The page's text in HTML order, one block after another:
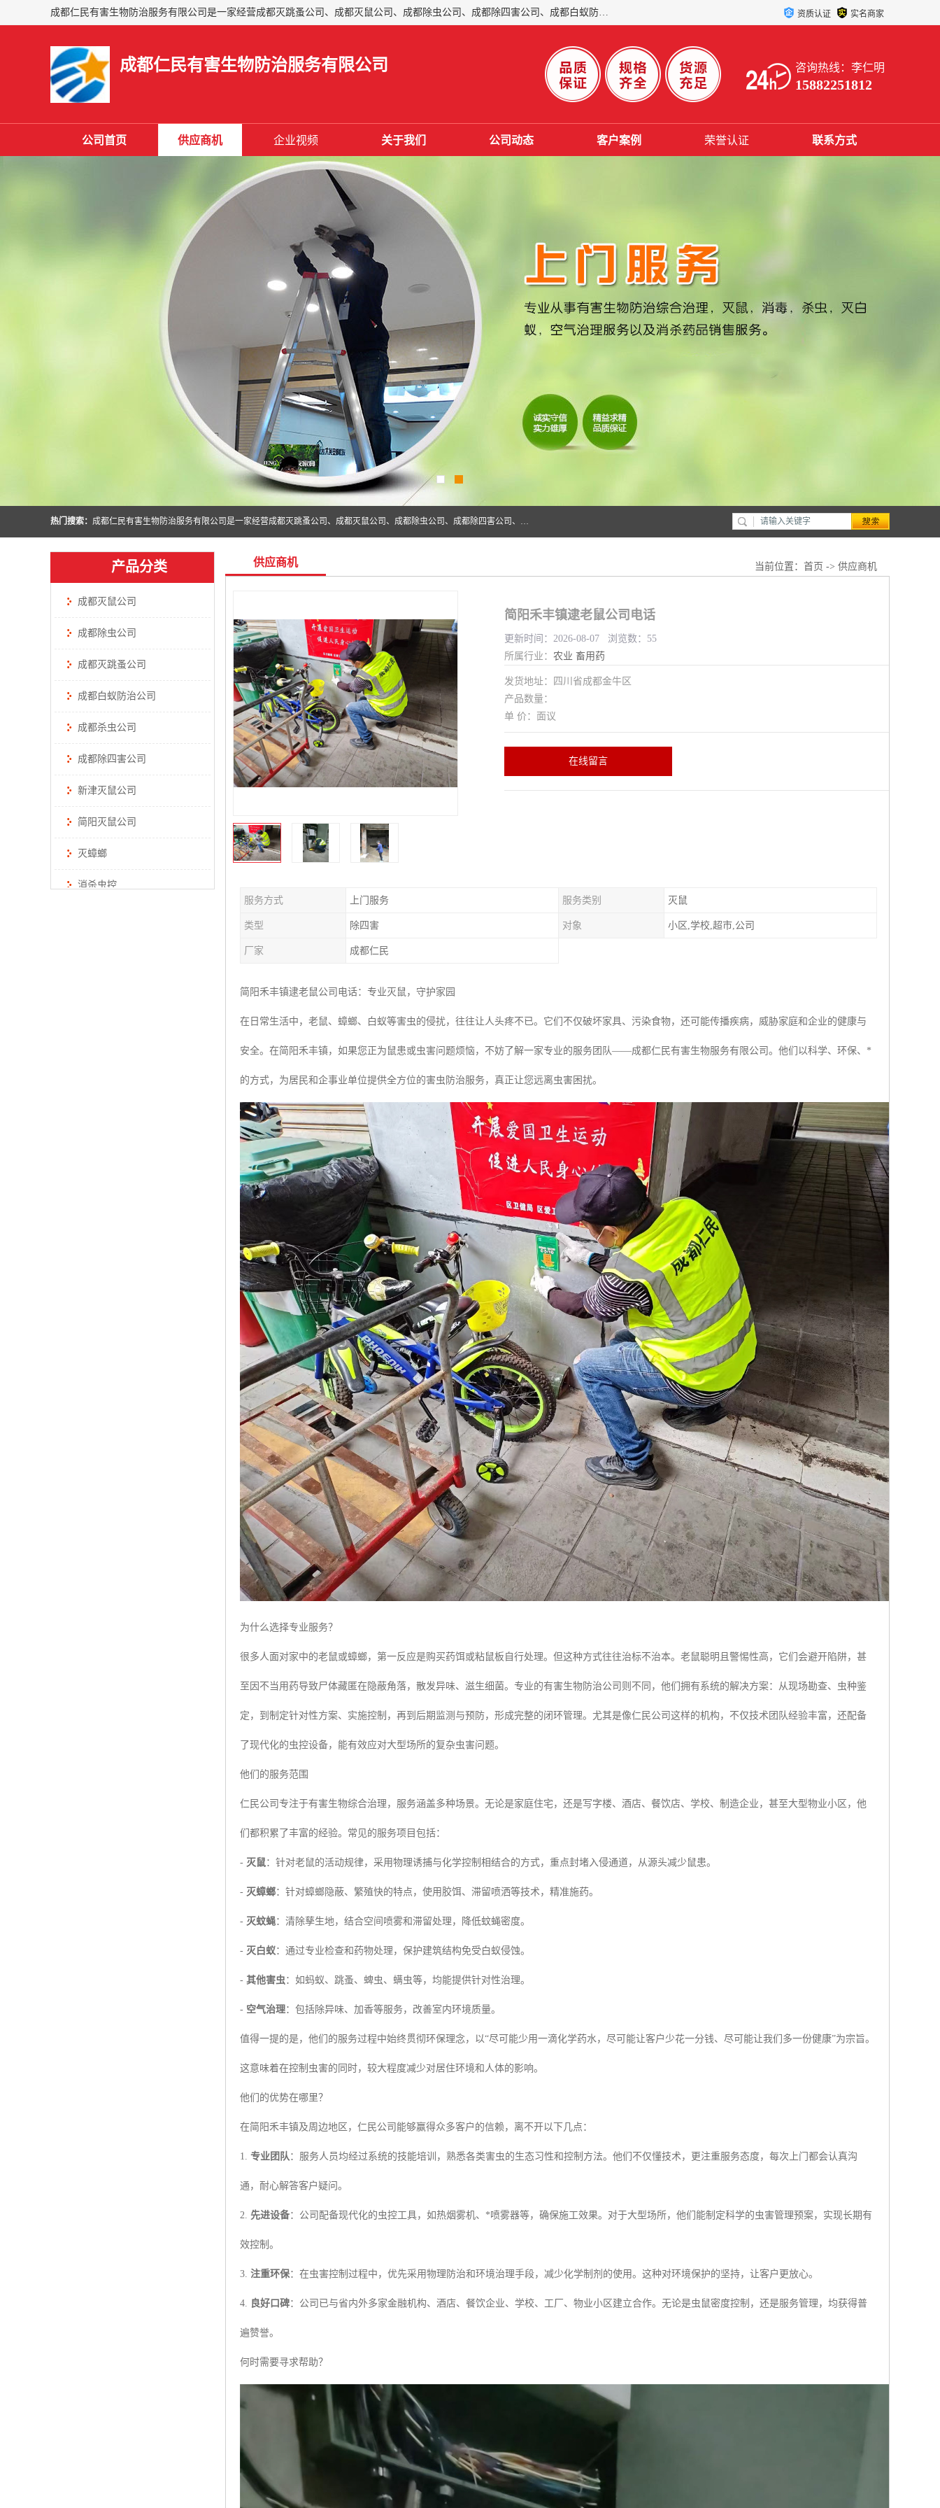
成都仁民有害生物防治服务有限公司是一家经营成都灭跳蚤公司、成都灭鼠公司、成都除虫公司、成都除四害公司、成都白蚁防治公司、成都杀虫公司等。业务覆盖：青白江、郫县、简阳、金堂、乐山、眉山、绵阳、彭州等区域。 由于我们的专业技术和服务态度得到了肯定、 目前公司已经与省内外的多个金 融企业、高端写字楼、星级酒 店、宾馆餐饮企业、学校、制造生产企业、物业小区建立了长期友好的合作关系。 资质认证 实名商家
成都仁民有害生物防治服务有限公司 咨询热线：李仁明
15882251812
公司首页 供应商机 企业视频 关于我们 公司动态 客户案例 荣誉认证 联系方式
热门搜索： 成都仁民有害生物防治服务有限公司是一家经营成都灭跳蚤公司、成都灭鼠公司、成都除虫公司、成都除四害公司、成都白蚁防治公司、成都杀虫公司等。业务覆盖：青白江、郫县、简阳、金堂、乐山、眉山、绵阳、彭州等区域。 由于我们的专业技术和服务态度得到了肯定、 目前公司已经与省内外的多个金 融企业、高端写字楼、星级酒 店、宾馆餐饮企业、学校、制造生产企业、物业小区建立了长期友好的合作关系。
产品分类
成都灭鼠公司
成都除虫公司
成都灭跳蚤公司
成都白蚁防治公司
成都杀虫公司
成都除四害公司
新津灭鼠公司
简阳灭鼠公司
灭蟑螂
消杀虫控
供应商机 当前位置： 首页 -> 供应商机
简阳禾丰镇逮老鼠公司电话
更新时间：2026-08-07 浏览数：55
所属行业： 农业 畜用药
发货地址：四川省成都金牛区
产品数量：
单 价：面议
在线留言
服务方式 上门服务 服务类别 灭鼠
类型 除四害 对象 小区,学校,超市,公司
厂家 成都仁民
简阳禾丰镇逮老鼠公司电话：专业灭鼠，守护家园
在日常生活中，老鼠、蟑螂、白蚁等害虫的侵扰，往往让人头疼不已。它们不仅破坏家具、污染食物，还可能传播疾病，威胁家庭和企业的健康与
安全。在简阳禾丰镇，如果您正为鼠患或虫害问题烦恼，不妨了解一家专业的服务团队——成都仁民有害生物服务有限公司。他们以科学、环保、*
的方式，为居民和企事业单位提供全方位的害虫防治服务，真正让您远离虫害困扰。
为什么选择专业服务？
很多人面对家中的老鼠或蟑螂，第一反应是购买药饵或粘鼠板自行处理。但这种方式往往治标不治本。老鼠聪明且警惕性高，它们会避开陷阱，甚
至因不当用药导致尸体藏匿在隐蔽角落，散发异味、滋生细菌。专业的有害生物防治公司则不同，他们拥有系统的解决方案：从现场勘查、虫种鉴
定，到制定针对性方案、实施控制，再到后期监测与预防，形成完整的闭环管理。尤其是像仁民公司这样的机构，不仅技术团队经验丰富，还配备
了现代化的虫控设备，能有效应对大型场所的复杂虫害问题。
他们的服务范围
仁民公司专注于有害生物综合治理，服务涵盖多种场景。无论是家庭住宅，还是写字楼、酒店、餐饮店、学校、制造企业，甚至大型物业小区，他
们都积累了丰富的经验。常见的服务项目包括：
- 灭鼠 ：针对老鼠的活动规律，采用物理诱捕与化学控制相结合的方式，重点封堵入侵通道，从源头减少鼠患。
- 灭蟑螂：针对蟑螂隐蔽、繁殖快的特点，使用胶饵、滞留喷洒等技术，精准施药。
- 灭蚊蝇：清除孳生地，结合空间喷雾和滞留处理，降低蚊蝇密度。
- 灭白蚁：通过专业检查和药物处理，保护建筑结构免受白蚁侵蚀。
- 其他害虫 ：如蚂蚁、跳蚤、蜱虫、螨虫等，均能提供针对性治理。
- 空气治理：包括除异味、加香等服务，改善室内环境质量。
值得一提的是，他们的服务过程中始终贯彻环保理念，以“尽可能少用一滴化学药水，尽可能让客户少花一分钱、尽可能让我们多一份健康”为宗旨。
这意味着在控制虫害的同时，较大程度减少对居住环境和人体的影响。
他们的优势在哪里？
在简阳禾丰镇及周边地区，仁民公司能够赢得众多客户的信赖，离不开以下几点：
1. 专业团队 ：服务人员均经过系统的技能培训，熟悉各类害虫的生态习性和控制方法。他们不仅懂技术，更注重服务态度，每次上门都会认真沟
通，耐心解答客户疑问。
2. 先进设备：公司配备现代化的虫控工具，如热烟雾机、*喷雾器等，确保施工效果。对于大型场所，他们能制定科学的虫害管理预案，实现长期有
效控制。
3. 注重环保：在虫害控制过程中，优先采用物理防治和环境治理手段，减少化学制剂的使用。这种对环境保护的坚持，让客户更放心。
4. 良好口碑：公司已与省内外多家金融机构、酒店、餐饮企业、学校、工厂、物业小区建立合作。无论是虫鼠密度控制，还是服务管理，均获得普
遍赞誉。
何时需要寻求帮助？